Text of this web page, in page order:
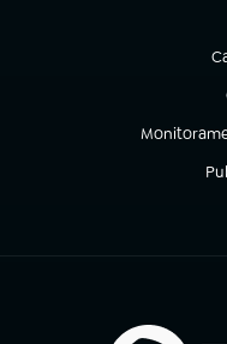
(abre em